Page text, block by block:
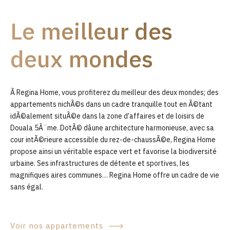
0
Le meilleur des
deux mondes
Ã Regina Home, vous profiterez du meilleur des deux mondes; des
appartements nichÃ©s dans un cadre tranquille tout en Ã©tant
idÃ©alement situÃ©e dans la zone d’affaires et de loisirs de
Douala 5Ã¨me. DotÃ© dâune architecture harmonieuse, avec sa
cour intÃ©rieure accessible du rez-de-chaussÃ©e, Regina Home
propose ainsi un véritable espace vert et favorise la biodiversité
urbaine. Ses infrastructures de détente et sportives, les
magnifiques aires communes… Regina Home offre un cadre de vie
sans égal.
Voir nos appartements